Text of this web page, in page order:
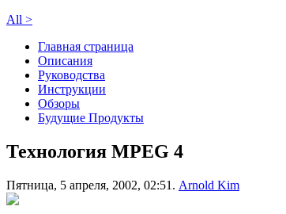
All >
Главная страница
Описания
Руководства
Инструкции
Обзоры
Будущие Продукты
Технология MPEG 4
Пятница, 5 апреля, 2002, 02:51. Arnold Kim